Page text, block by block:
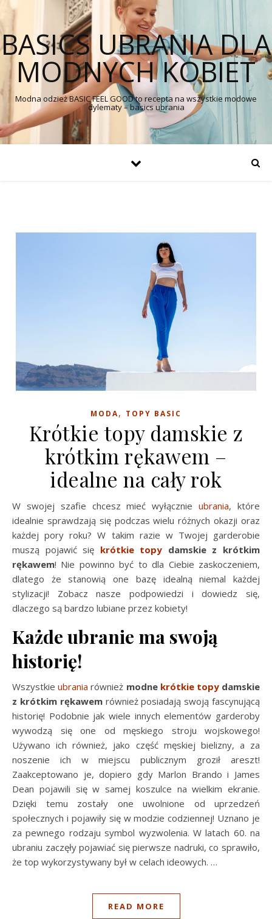
BASICS UBRANIA DLA
MODNYCH KOBIET
Modna odzież BASIC FEEL GOOD to recepta na wszystkie modowe
dylematy – basics ubrania
MODA, TOPY BASIC
Krótkie topy damskie z
krótkim rękawem –
idealne na cały rok
W swojej szafie chcesz mieć wyłącznieubrania, które
idealnie sprawdzają się podczas wielu różnych okazji oraz
każdej pory roku? W takim razie w Twojej garderobie
muszą pojawić się krótkie topy damskie z krótkim
rękawem! Nie powinno być to dla Ciebie zaskoczeniem,
dlatego że stanowią one bazę idealną niemal każdej
stylizacji! Zobacz nasze podpowiedzi i dowiedz się,
dlaczego są bardzo lubiane przez kobiety!
Każde ubranie ma swoją
historię!
Wszystkieubrania również modne krótkie topydamskie
z krótkim rękawem również posiadają swoją fascynującą
historię! Podobnie jak wiele innych elementów garderoby
wywodzą się one od męskiego stroju wojskowego!
Używano ich również, jako część męskiej bielizny, a za
noszenie ich w miejscu publicznym groził areszt!
Zaakceptowano je, dopiero gdy Marlon Brando i James
Dean pojawili się w samej koszulce na wielkim ekranie.
Dzięki temu zostały one uwolnione od uprzedzeń
społecznych i pojawiły się w modzie codziennej! Uznano je
za pewnego rodzaju symbol wyzwolenia. W latach 60. na
ubraniu zaczęły pojawiać się pierwsze nadruki, co sprawiło,
że top wykorzystywany był w celach ideowych. …
READ MORE